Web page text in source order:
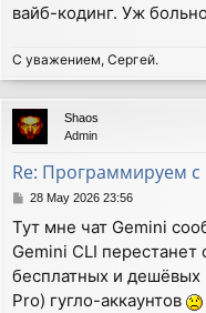
вайб-кодинг. Уж
С уважением, Сергей.
Shaos
Admin
Re: Программируем
P
s
t
28 May 2026 23:56
Тут мне чат Gemini
Gemini CLI перестанет
бесплатных и дешёвых
Pro) гугло-аккаунтов